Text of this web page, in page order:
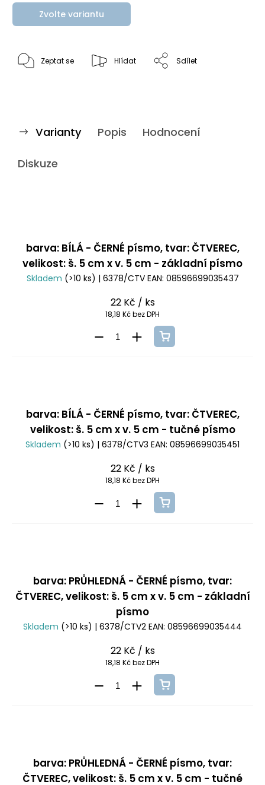
Zvolte variantu
Zeptat se Hlídat Sdílet
Varianty Popis Hodnocení
Diskuze
barva: BÍLÁ - ČERNÉ písmo, tvar: ČTVEREC,
velikost: š. 5 cm x v. 5 cm - základní písmo
Skladem (>10 ks) | 6378/CTV EAN: 08596699035437
22 Kč / ks
18,18 Kč bez DPH
barva: BÍLÁ - ČERNÉ písmo, tvar: ČTVEREC,
velikost: š. 5 cm x v. 5 cm - tučné písmo
Skladem (>10 ks) | 6378/CTV3 EAN: 08596699035451
22 Kč / ks
18,18 Kč bez DPH
barva: PRŮHLEDNÁ - ČERNÉ písmo, tvar:
ČTVEREC, velikost: š. 5 cm x v. 5 cm - základní
písmo
Skladem (>10 ks) | 6378/CTV2 EAN: 08596699035444
22 Kč / ks
18,18 Kč bez DPH
barva: PRŮHLEDNÁ - ČERNÉ písmo, tvar:
ČTVEREC, velikost: š. 5 cm x v. 5 cm - tučné